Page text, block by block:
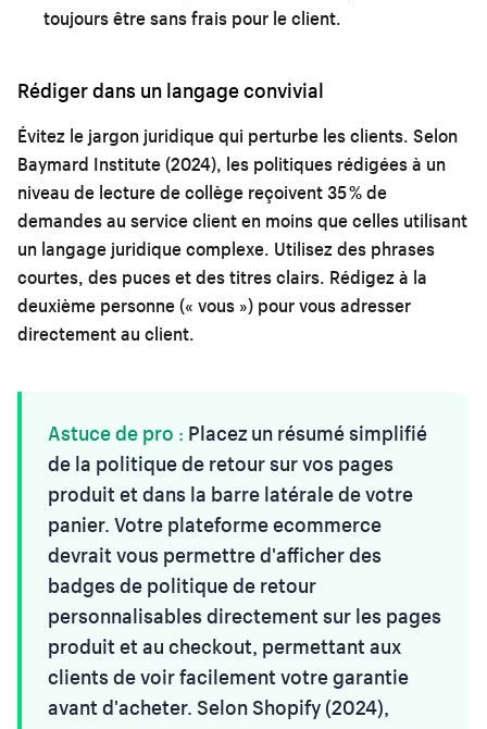
toujours être sans frais pour le client.
Rédiger dans un langage convivial
Évitez le jargon juridique qui perturbe les clients. Selon
Baymard Institute (2024), les politiques rédigées à un
niveau de lecture de collège reçoivent 35 % de
demandes au service client en moins que celles utilisant
un langage juridique complexe. Utilisez des phrases
courtes, des puces et des titres clairs. Rédigez à la
deuxième personne (« vous ») pour vous adresser
directement au client.
Astuce de pro : Placez un résumé simplifié
de la politique de retour sur vos pages
produit et dans la barre latérale de votre
panier. Votre plateforme ecommerce
devrait vous permettre d'afficher des
badges de politique de retour
personnalisables directement sur les pages
produit et au checkout, permettant aux
clients de voir facilement votre garantie
avant d'acheter. Selon Shopify (2024),